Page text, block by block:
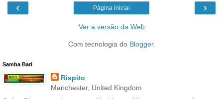
‹ ›
Página inicial
Ver a versão da Web
Com tecnologia do Blogger.
Samba Bari
Rispito
Manchester, United Kingdom